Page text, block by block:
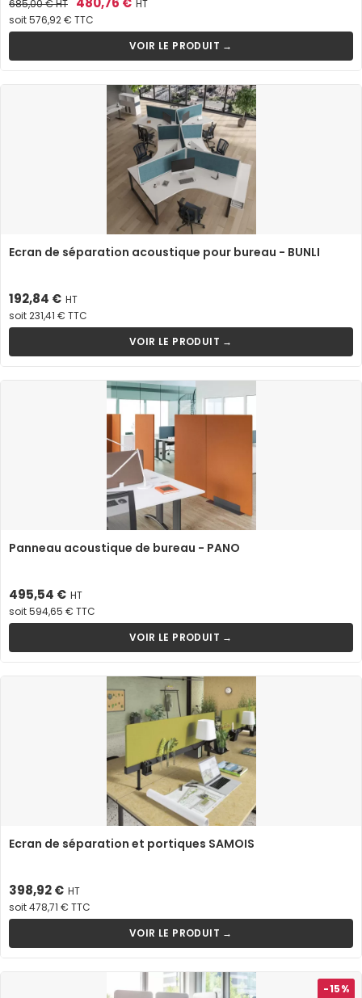
de
base
685,00 €HT
HT
soit 576,92 € TTC
VOIR LE PRODUIT →
Ecran de séparation acoustique pour bureau - BUNLI
Prix
192,84 € HT
soit 231,41 € TTC
VOIR LE PRODUIT →
Panneau acoustique de bureau - PANO
Prix
495,54 € HT
soit 594,65 € TTC
VOIR LE PRODUIT →
Ecran de séparation et portiques SAMOIS
Prix
398,92 € HT
soit 478,71 € TTC
VOIR LE PRODUIT →
-15%